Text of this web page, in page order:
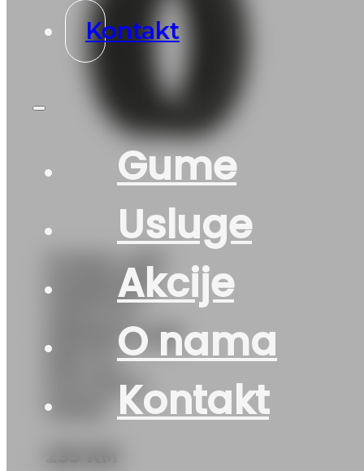
Kontakt
Gume
Usluge
Akcije
O nama
Kontakt
GUMA LJ/P
HANKOOK
PRIME4 K135
95H XL
DOT:26 &
49/25